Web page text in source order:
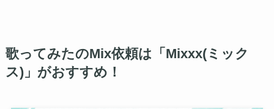
歌ってみたのMix依頼は「Mixxx(ミック
ス)」がおすすめ！